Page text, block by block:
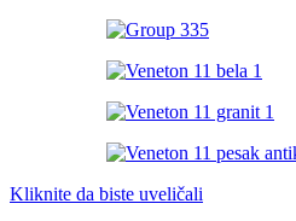
Kliknite da biste uveličali